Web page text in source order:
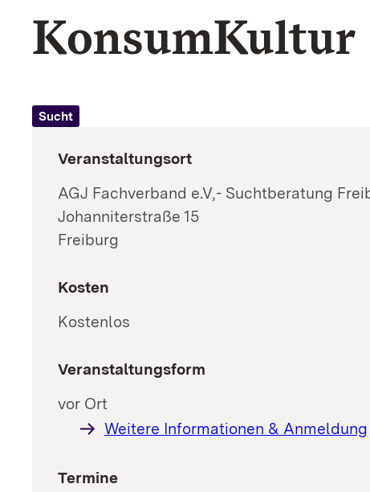
KonsumKultur
Sucht
Veranstaltungsort
AGJ Fachverband e.V,- Suchtberatung
Johanniterstraße 15
Freiburg
Kosten
Kostenlos
Veranstaltungsform
vor Ort
Weitere Informationen & Anmeldung
Termine
Schutzkonzepte
Sucht